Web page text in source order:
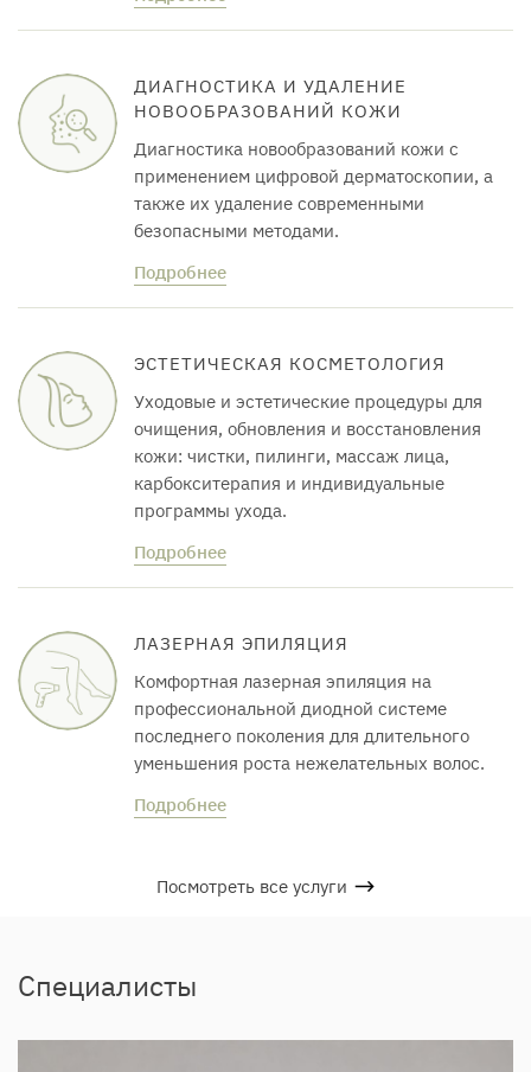
ДИАГНОСТИКА И УДАЛЕНИЕ
НОВООБРАЗОВАНИЙ КОЖИ
Диагностика новообразований кожи с
применением цифровой дерматоскопии, а
также их удаление современными
безопасными методами.
Подробнее
ЭСТЕТИЧЕСКАЯ КОСМЕТОЛОГИЯ
Уходовые и эстетические процедуры для
очищения, обновления и восстановления
кожи: чистки, пилинги, массаж лица,
карбокситерапия и индивидуальные
программы ухода.
Подробнее
ЛАЗЕРНАЯ ЭПИЛЯЦИЯ
Комфортная лазерная эпиляция на
профессиональной диодной системе
последнего поколения для длительного
уменьшения роста нежелательных волос.
Подробнее
Посмотреть все услуги
Специалисты